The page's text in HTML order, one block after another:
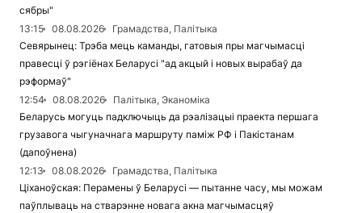
сябры"
13:15
08.08.2026
Грамадства, Палітыка
Севярынец: Трэба мець каманды, гатовыя пры магчымасці
правесці ў рэгіёнах Беларусі "ад акцый і новых вырабаў да
рэформаў"
12:54
08.08.2026
Палітыка, Эканоміка
Беларусь могуць падключыць да рэалізацыі праекта першага
грузавога чыгуначнага маршруту паміж РФ і Пакістанам
(дапоўнена)
12:13
08.08.2026
Грамадства, Палітыка
Ціханоўская: Перамены ў Беларусі — пытанне часу, мы можам
паўплываць на стварэнне новага акна магчымасцяў